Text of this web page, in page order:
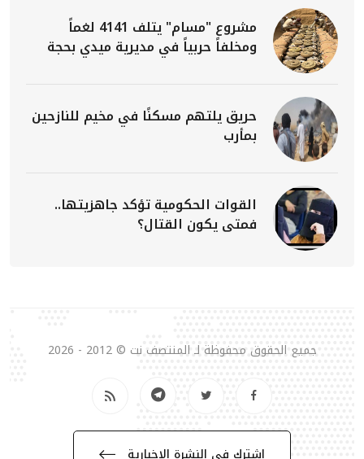
مشروع "مسام" يتلف 4141 لغماً
ومخلفاً حربياً في مديرية ميدي بحجة
حريق يلتهم مسكنًا في مخيم للنازحين
بمأرب
القوات الحكومية تؤكد جاهزيتها..
فمتى يكون القتال؟
جميع الحقوق محفوظة لـ المنتصف نت © 2012 - 2026
إشترك في النشرة الإخبارية